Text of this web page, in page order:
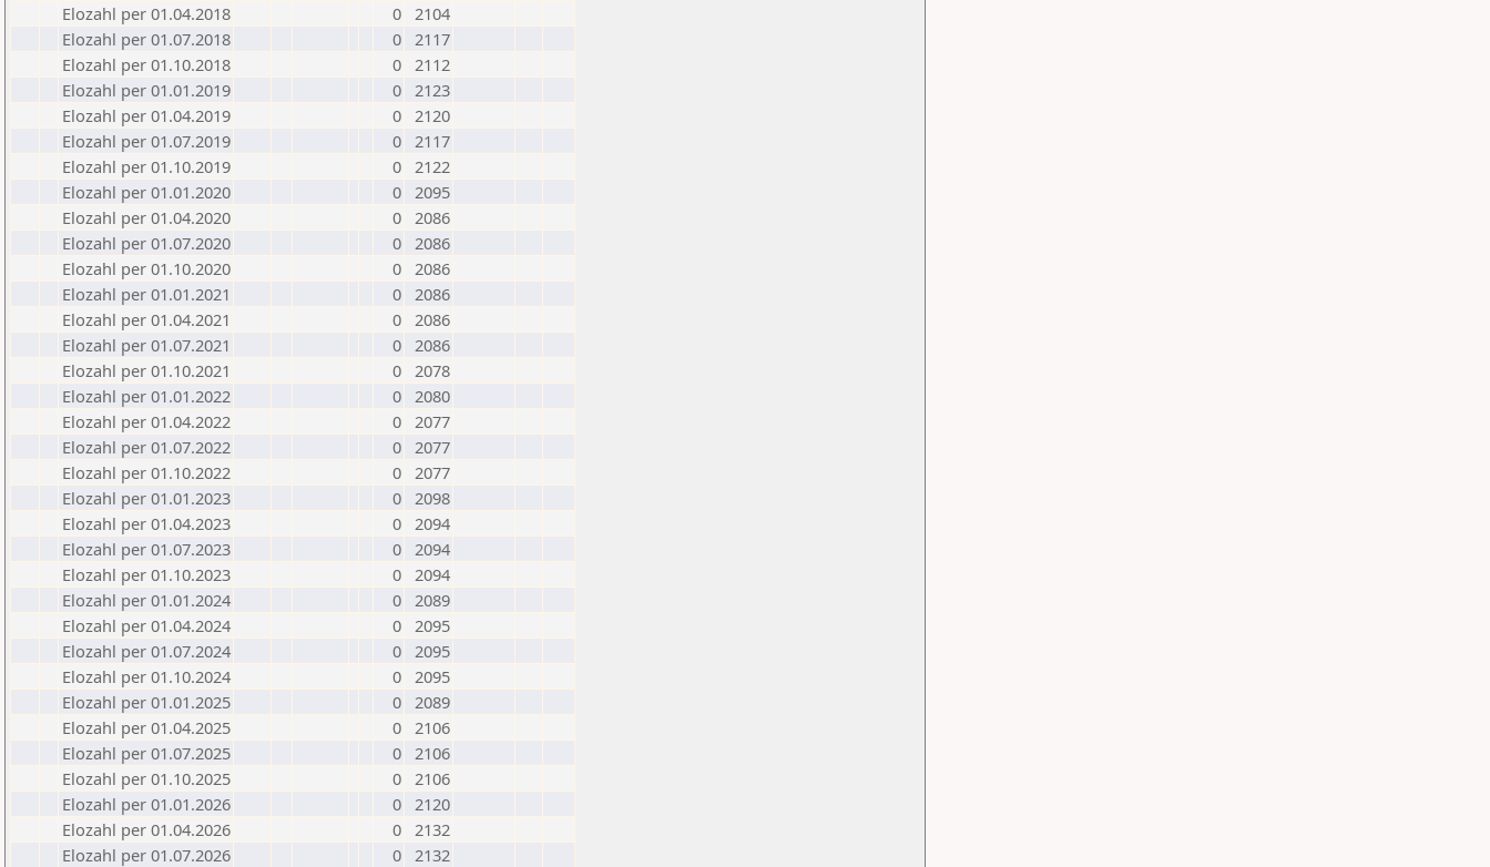
Elozahl per 01.04.2018
0 2104
Elozahl per 01.07.2018
0 2117
Elozahl per 01.10.2018
0 2112
Elozahl per 01.01.2019
0 2123
Elozahl per 01.04.2019
0 2120
Elozahl per 01.07.2019
0 2117
Elozahl per 01.10.2019
0 2122
Elozahl per 01.01.2020
0 2095
Elozahl per 01.04.2020
0 2086
Elozahl per 01.07.2020
0 2086
Elozahl per 01.10.2020
0 2086
Elozahl per 01.01.2021
0 2086
Elozahl per 01.04.2021
0 2086
Elozahl per 01.07.2021
0 2086
Elozahl per 01.10.2021
0 2078
Elozahl per 01.01.2022
0 2080
Elozahl per 01.04.2022
0 2077
Elozahl per 01.07.2022
0 2077
Elozahl per 01.10.2022
0 2077
Elozahl per 01.01.2023
0 2098
Elozahl per 01.04.2023
0 2094
Elozahl per 01.07.2023
0 2094
Elozahl per 01.10.2023
0 2094
Elozahl per 01.01.2024
0 2089
Elozahl per 01.04.2024
0 2095
Elozahl per 01.07.2024
0 2095
Elozahl per 01.10.2024
0 2095
Elozahl per 01.01.2025
0 2089
Elozahl per 01.04.2025
0 2106
Elozahl per 01.07.2025
0 2106
Elozahl per 01.10.2025
0 2106
Elozahl per 01.01.2026
0 2120
Elozahl per 01.04.2026
0 2132
Elozahl per 01.07.2026
0 2132